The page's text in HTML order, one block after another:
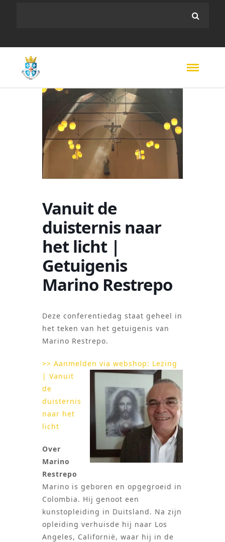
Vanuit de
duisternis naar
het licht |
Getuigenis
Marino Restrepo
Deze conferentiedag staat geheel in
het teken van het getuigenis van
Marino Restrepo.
>> Aanmelden via webshop: Lezing
| Vanuit
de
duisternis
naar het
licht
Over
Marino
Restrepo
Marino is geboren en opgegroeid in
Colombia. Hij genoot een
kunstopleiding in Duitsland. Na zijn
opleiding verhuisde hij naar Los
Angeles, Californië, waar hij in de